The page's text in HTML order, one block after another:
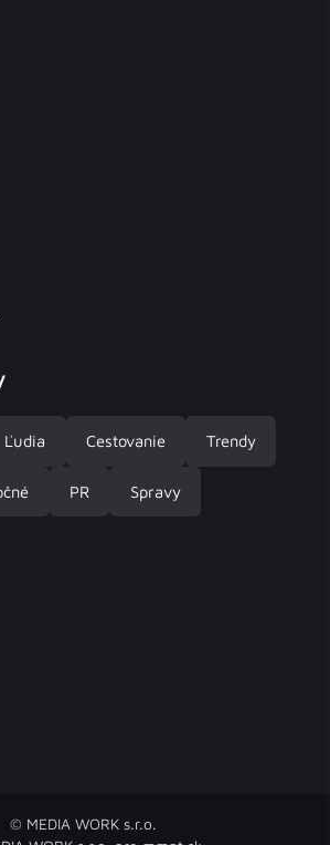
Ľudia Cestovanie Trendy
PR Spravy
© MEDIA WORK s.r.o.